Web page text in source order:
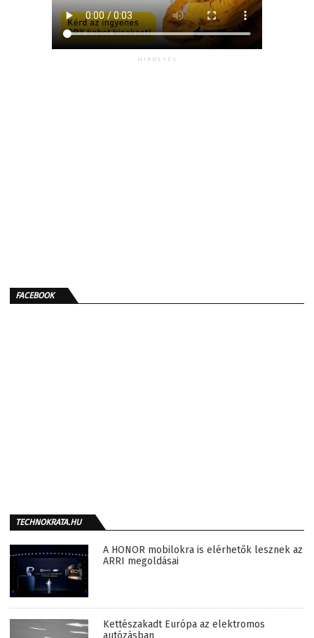
HIRDETÉS
FACEBOOK
TECHNOKRATA.HU
A HONOR mobilokra is elérhetők lesznek az
ARRI megoldásai
Kettészakadt Európa az elektromos
autózásban